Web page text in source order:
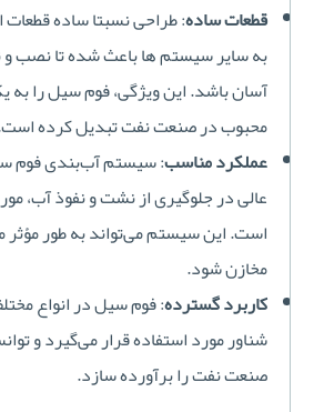
قطعات ساده: طراحی نسبتا ساده
به سایر سیستم ها باعث شده تا نصب و
آسان باشد. این ویژگی، فوم سیل را به
محبوب در صنعت نفت تبدیل کرده
عملکرد مناسب: سیستم آب‌بندی فوم
عالی در جلوگیری از نشت و نفوذ آب،
است. این سیستم می‌تواند به طور مؤثر
مخازن شود.
کاربرد گسترده: فوم سیل در انواع
شناور مورد استفاده قرار می‌گیرد و
صنعت نفت را برآورده سازد.